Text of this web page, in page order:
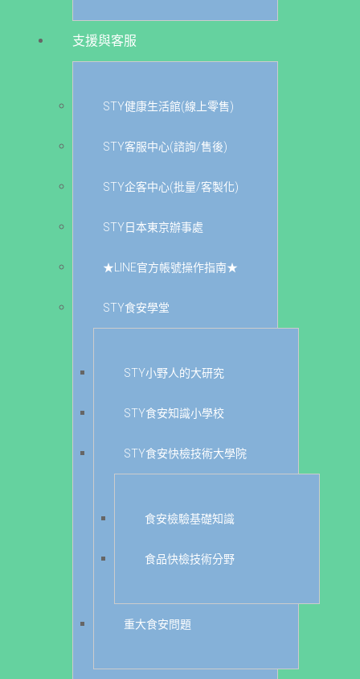
支援與客服
STY健康生活館(線上零售)
STY客服中心(諮詢/售後)
STY企客中心(批量/客製化)
STY日本東京辦事處
★LINE官方帳號操作指南★
STY食安學堂
STY小野人的大研究
STY食安知識小學校
STY食安快檢技術大學院
食安檢驗基礎知識
食品快檢技術分野
重大食安問題